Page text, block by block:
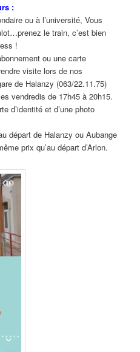
:
ou à l’université, Vous
le train, c’est bien
!
ou une carte
visite lors de nos
de Halanzy (063/22.11.75)
vendredis de 17h45 à 20h15.
d’identité et d’une photo
départ de Halanzy ou Aubange
prix qu’au départ d’Arlon.